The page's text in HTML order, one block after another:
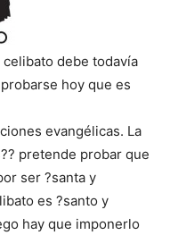
celibato debe todavía
hoy que es
evangélicas. La
pretende probar que
ser ?santa y
es ?santo y
hay que imponerlo